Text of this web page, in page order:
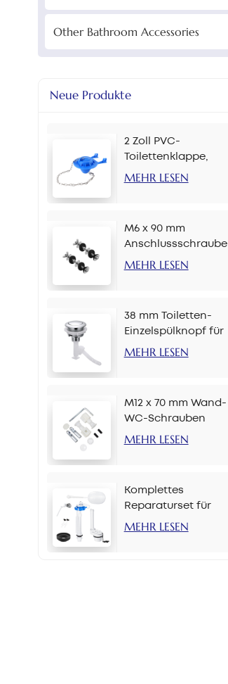
Other Bathroom Accessories
Neue Produkte
2 Zoll PVC-
Toilettenklappe,
mehrere Farben
MEHR LESEN
M6 x 90 mm
Anschlussschraube
für
MEHR LESEN
38 mm Toiletten-
Einzelspülknopf für
Kette
MEHR LESEN
M12 x 70 mm Wand-
WC-Schrauben
MEHR LESEN
Komplettes
Reparaturset für
Toilettenspülkästen,
MEHR LESEN